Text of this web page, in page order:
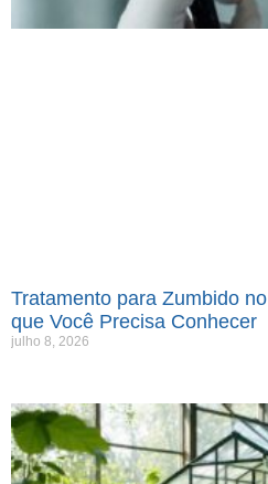
Tratamento para Zumbido
que Você Precisa Conhecer
julho 8, 2026